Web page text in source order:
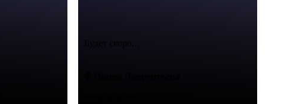
Будет скоро...